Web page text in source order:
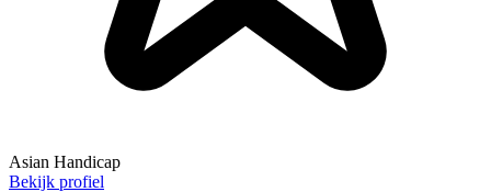
Asian Handicap
Bekijk profiel